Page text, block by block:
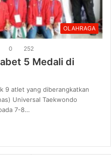
OLAHRAGA
0 252
5 Medali di
9 atlet yang diberangkatkan
Universal Taekwondo
7-8…